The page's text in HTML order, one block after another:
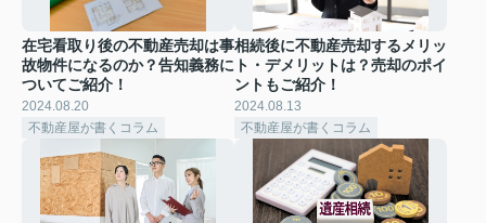
在宅看取り後の不動産売却は事
故物件になるのか？告知義務に
ついてご紹介！
2024.08.20
不動産屋が書くコラム
相続後に不動産売却するメリッ
ト・デメリットは？売却のポイ
ントもご紹介！
2024.08.13
不動産屋が書くコラム